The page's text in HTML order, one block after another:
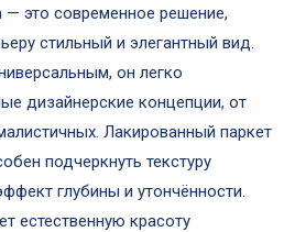
это современное решение,
стильный и элегантный вид.
он легко
дизайнерские концепции, от
Лакированный паркет
подчеркнуть текстуру
глубины и утончённости.
естественную красоту